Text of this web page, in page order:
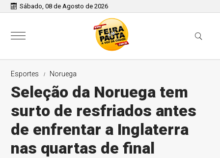
Sábado, 08 de Agosto de 2026
Esportes Noruega
Seleção da Noruega tem
surto de resfriados antes
de enfrentar a Inglaterra
nas quartas de final